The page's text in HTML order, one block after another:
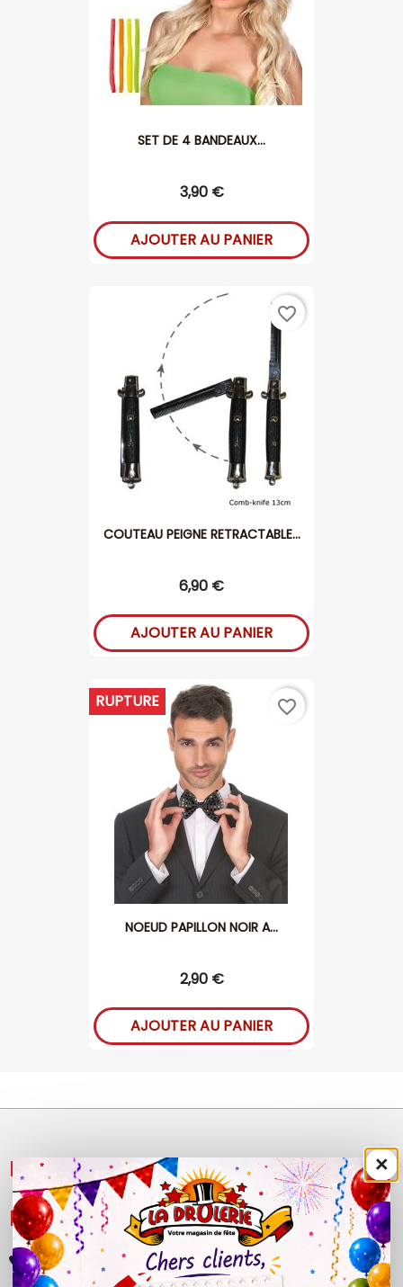
SET DE 4 BANDEAUX...
3,90 €
AJOUTER AU PANIER
COUTEAU PEIGNE RETRACTABLE...
6,90 €
AJOUTER AU PANIER
favorite_border
NOEUD PAPILLON NOIR A...
2,90 €
RUPTURE
AJOUTER AU PANIER
favorite_border
NOS PRODUITS 
LÉGAL 
+33 (0)4 50 40 81 00
×